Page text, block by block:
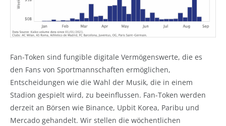
Fan-Token sind fungible digitale Vermögenswerte, die es
den Fans von Sportmannschaften ermöglichen,
Entscheidungen wie die Wahl der Musik, die in einem
Stadion gespielt wird, zu beeinflussen. Fan-Token werden
derzeit an Börsen wie Binance, Upbit Korea, Paribu und
Mercado gehandelt. Wir stellen die wöchentlichen